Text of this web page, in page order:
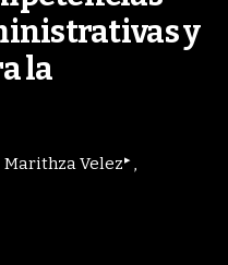
y
la
Marithza Velez▸